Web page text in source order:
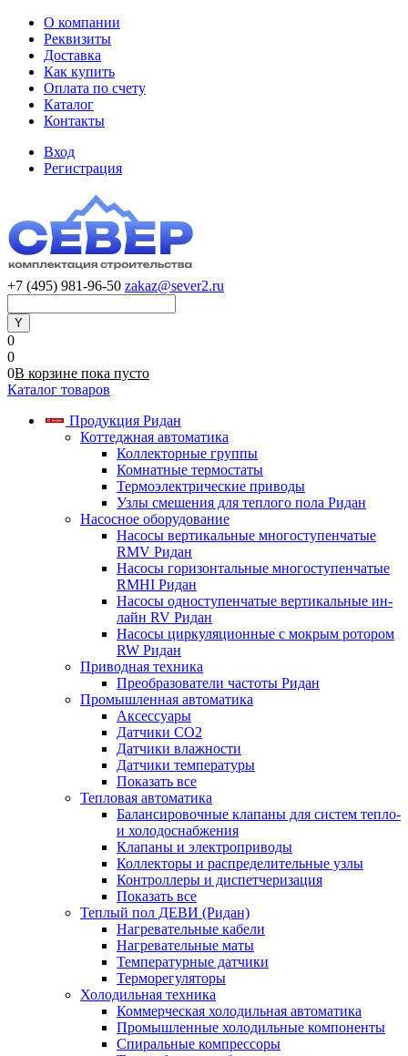
О компании
Реквизиты
Доставка
Как купить
Оплата по счету
Каталог
Контакты
Вход
Регистрация
+7 (495) 981-96-50 zakaz@sever2.ru
0
0
0В корзине пока пусто
Каталог товаров
Продукция Ридан
Коттеджная автоматика
Коллекторные группы
Комнатные термостаты
Термоэлектрические приводы
Узлы смешения для теплого пола Ридан
Насосное оборудование
Насосы вертикальные многоступенчатые
RMV Ридан
Насосы горизонтальные многоступенчатые
RMHI Ридан
Насосы одноступенчатые вертикальные ин-
лайн RV Ридан
Насосы циркуляционные с мокрым ротором
RW Ридан
Приводная техника
Преобразователи частоты Ридан
Промышленная автоматика
Аксессуары
Датчики CO2
Датчики влажности
Датчики температуры
Показать все
Тепловая автоматика
Балансировочные клапаны для систем тепло-
и холодоснабжения
Клапаны и электроприводы
Коллекторы и распределительные узлы
Контроллеры и диспетчеризация
Показать все
Теплый пол ДЕВИ (Ридан)
Нагревательные кабели
Нагревательные маты
Температурные датчики
Терморегуляторы
Холодильная техника
Коммерческая холодильная автоматика
Промышленные холодильные компоненты
Спиральные компрессоры